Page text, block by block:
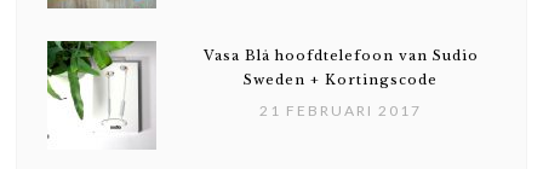
Vasa Blå hoofdtelefoon van Sudio
Sweden + Kortingscode
21 FEBRUARI 2017